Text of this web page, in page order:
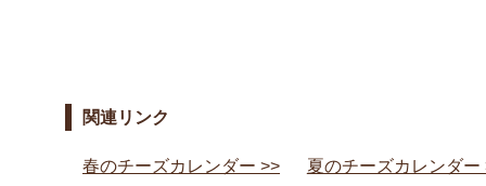
関連リンク
春のチーズカレンダー >> 夏のチーズカレンダー